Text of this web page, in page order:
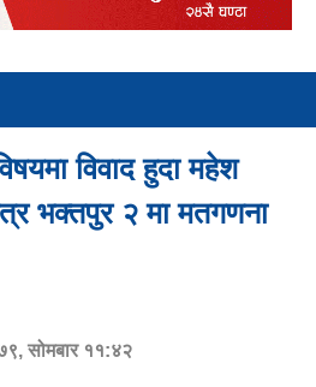
विवाद हुदा महेश
भक्तपुर २ मा मतगणना
सोमबार ११:४२